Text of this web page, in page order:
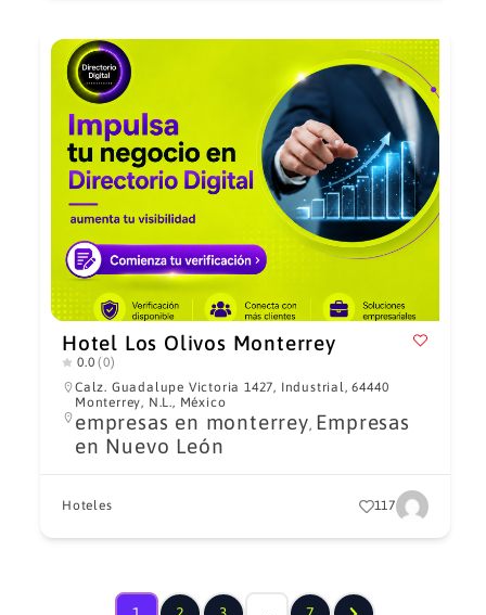
Hotel Los Olivos Monterrey
0.0 (0)
Calz. Guadalupe Victoria 1427, Industrial, 64440
Monterrey, N.L., México
empresas en monterrey, Empresas
en Nuevo León
Hoteles 117